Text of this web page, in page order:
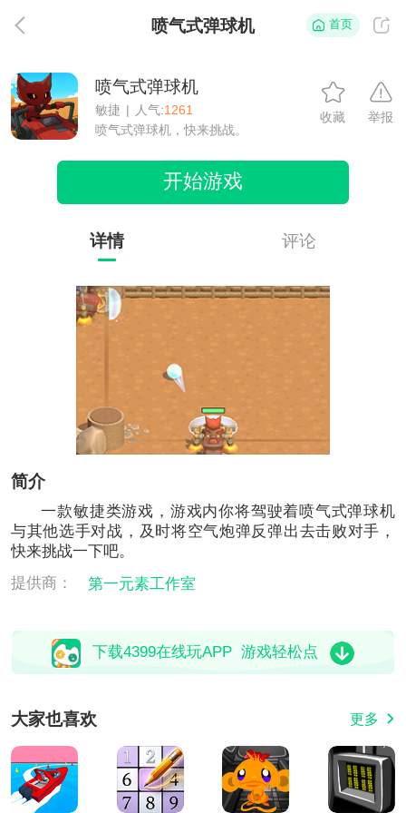
喷气式弹球机 首页
喷气式弹球机
敏捷 | 人气:1261
喷气式弹球机，快来挑战。
收藏 举报
开始游戏
详情 评论
简介
一款敏捷类游戏，游戏内你将驾驶着喷气式弹球机
与其他选手对战，及时将空气炮弹反弹出去击败对手，
快来挑战一下吧。
提供商：
第一元素工作室
下载4399在线玩APP 游戏轻松点
大家也喜欢 更多